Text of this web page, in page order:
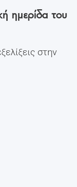
ημερίδα του
στην